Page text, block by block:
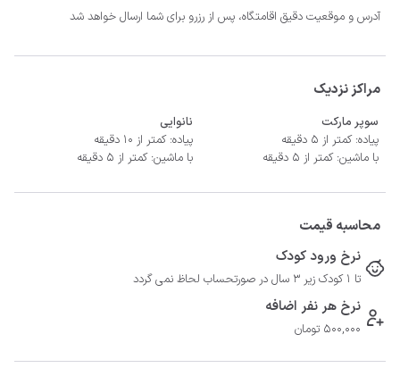
آدرس و موقعیت دقیق اقامتگاه، پس از رزرو برای شما ارسال خواهد شد
مراکز نزدیک
سوپر مارکت
پیاده: کمتر از 5 دقیقه
با ماشین: کمتر از 5 دقیقه
نانوایی
پیاده: کمتر از 10 دقیقه
با ماشین: کمتر از 5 دقیقه
محاسبه قیمت
نرخ ورود کودک
تا 1 کودک زیر 3 سال در صورتحساب لحاظ نمی گردد
نرخ هر نفر اضافه
500,000 تومان